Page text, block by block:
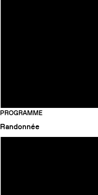
PROGRAMME
Randonnée